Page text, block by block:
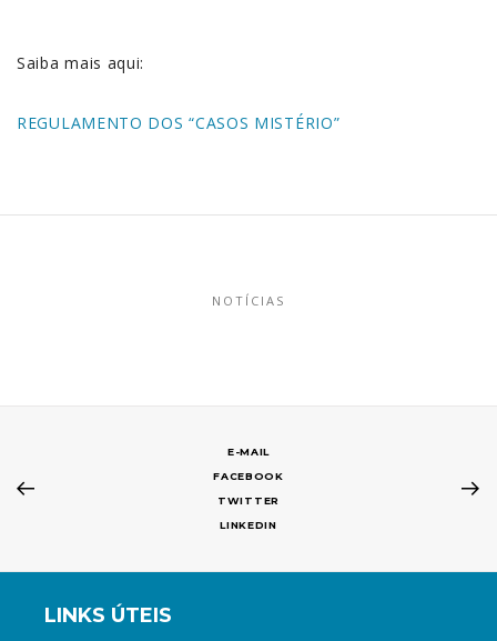
Saiba mais aqui:
REGULAMENTO DOS “CASOS MISTÉRIO”
NOTÍCIAS
E-MAIL
FACEBOOK
TWITTER
LINKEDIN
LINKS ÚTEIS